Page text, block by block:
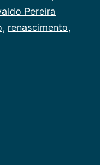
Pereira
, renascimento,